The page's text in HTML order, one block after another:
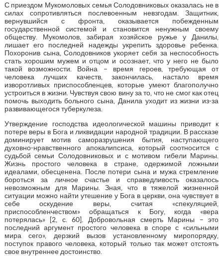
С приездом Мукомоловых семья Солодовниковых оказалась не в
силах сопротивляться послевоенным невзгодам. Защитник,
вернувшийся с фронта, оказывается побежденным
государственной системой и становится ненужным своему
обществу. Мукомолов, забирая хозяйское ружье у Данилы,
лишает его последней надежды укрепить здоровье ребенка.
Похоронив сына, Солодовников укоряет себя за неспособность
стать хорошим мужем и отцом и осознает, что у него не было
такой возможности. Война – время героев, требующая от
человека лучших качеств, закончилась, настало время
изворотливых приспособленцев, которые умеют благополучно
устроиться в жизни. Чувствуя свою вину за то, что не смог как отец
помочь выходить больного сына, Данила уходит из жизни из-за
развивающегося туберкулеза.
Утверждение господства идеологической машины приводит к
потере веры в Бога и ликвидации народной традиции. В рассказе
доминирует мотив саморазрушения бытия, наступающего
духовно-нравственного апокалипсиса, который соотносится с
судьбой семьи Солодовниковых и с мотивом гибели Марины.
Жизнь простого человека в стране, одержимой ложными
идеалами, обесценена. После потери сына и мужа стремление
бороться за личное счастье и справедливость оказалось
невозможным для Марины. Зная, что в тяжелой жизненной
ситуации можно найти утешение у Бога в церкви, она чувствует в
себе оскудение веры, считая «спекуляцией,
приспособленчеством» обращаться к Богу, когда «вера
потерялась» [2, с. 60]. Добровольная смерть Марины – это
последний аргумент простого человека в споре с «сильными
мира сего», дерзкий вызов установленному миропорядку,
поступок правого человека, который только так может отстоять
свое внутреннее достоинство.